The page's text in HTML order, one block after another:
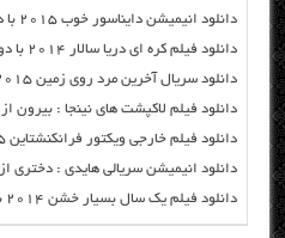
دانلود انیمیشن دایناسور خوب ۲۰۱۵ با دوبله فارسی
دانلود فیلم کره ای دریا سالار ۲۰۱۴ با دوبله فارسی
دانلود سریال آخرین مرد روی زمین ۲۰۱۵ با دوبله فارسی
دانلود فیلم لاکپشت های نینجا : بیرون از سایه ها ۲۰۱۶ با
دانلود فیلم خارجی ویکتور فرانکنشتاین ۲۰۱۵ با دوبله فارسی
دانلود انیمیشن سریالی هایدی : دختری
دانلود فیلم یک سال بسیار خشن ۲۰۱۴ با دوبله فارسی